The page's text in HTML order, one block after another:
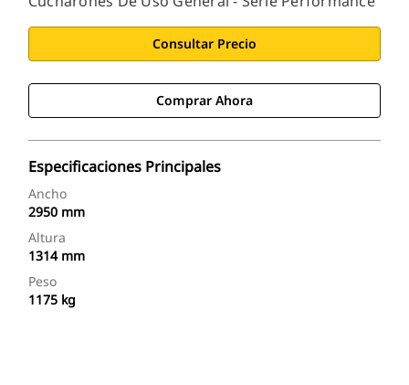
Consultar Precio
Comprar Ahora
Especificaciones Principales
Ancho
2950 mm
Altura
1314 mm
Peso
1175 kg